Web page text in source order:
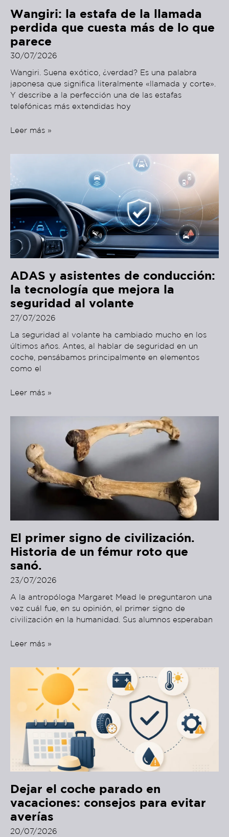
Wangiri: la estafa de la llamada
perdida que cuesta más de lo que
parece
30/07/2026
Wangiri. Suena exótico, ¿verdad? Es una palabra
japonesa que significa literalmente «llamada y corte».
Y describe a la perfección una de las estafas
telefónicas más extendidas hoy
Leer más »
ADAS y asistentes de conducción:
la tecnología que mejora la
seguridad al volante
27/07/2026
La seguridad al volante ha cambiado mucho en los
últimos años. Antes, al hablar de seguridad en un
coche, pensábamos principalmente en elementos
como el
Leer más »
El primer signo de civilización.
Historia de un fémur roto que
sanó.
23/07/2026
A la antropóloga Margaret Mead le preguntaron una
vez cuál fue, en su opinión, el primer signo de
civilización en la humanidad. Sus alumnos esperaban
Leer más »
Dejar el coche parado en
vacaciones: consejos para evitar
averías
20/07/2026